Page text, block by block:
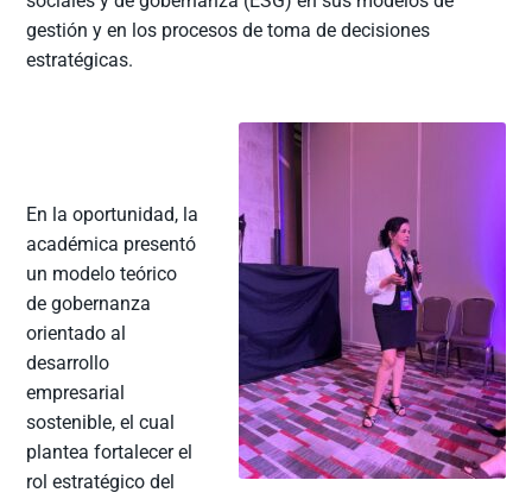
gestión y en los procesos de toma de decisiones
estratégicas.
En la oportunidad, la
académica presentó
un modelo teórico
de gobernanza
orientado al
desarrollo
empresarial
sostenible, el cual
plantea fortalecer el
rol estratégico del